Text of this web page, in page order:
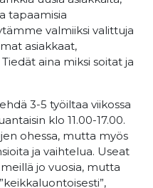
tapaamisia
valmiiksi valittuja
asiakkaat,
aina miksi soitat ja
3-5 työiltaa viikossa
klo 11.00-17.00.
ohessa, mutta myös
ja vaihtelua. Useat
jo vuosia, mutta